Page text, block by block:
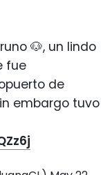
🐶, un lindo
fue
de
embargo tuvo